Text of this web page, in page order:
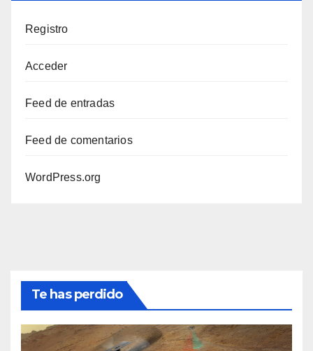
Registro
Acceder
Feed de entradas
Feed de comentarios
WordPress.org
Te has perdido